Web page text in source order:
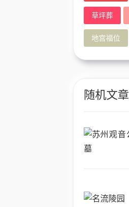
草坪葬
地宫福位
随机文章